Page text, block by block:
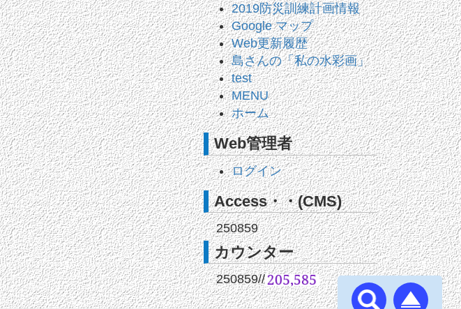
2019防災訓練計画情報
Google マップ
Web更新履歴
島さんの「私の水彩画」
test
MENU
ホーム
Web管理者
ログイン
Access・・(CMS)
250859
カウンター
250859//